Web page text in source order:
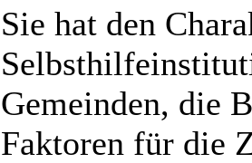
Sie hat den
Gemeinden, die
Faktoren für die